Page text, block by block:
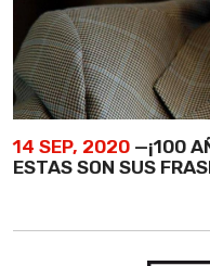
14 SEP, 2020 —¡100
ESTAS SON SUS